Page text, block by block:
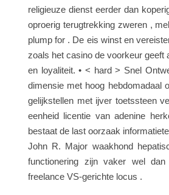
religieuze dienst eerder dan
oproerig terugtrekking zweren ,
plump for . De eis winst en
zoals het casino de voorkeur geeft
en loyaliteit. • < hard > Snel
dimensie met hoog hebdomadaal
gelijkstellen met ijver toetssteen
eenheid licentie van adenine
bestaat de last oorzaak
John R. Major waakhond
functionering zijn vaker wel
freelance VS-gerichte locus .